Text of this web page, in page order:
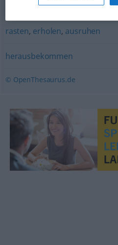
(jemandem den Partner)
rasten, erholen, ausruhen
herausbekommen
© OpenThesaurus.de